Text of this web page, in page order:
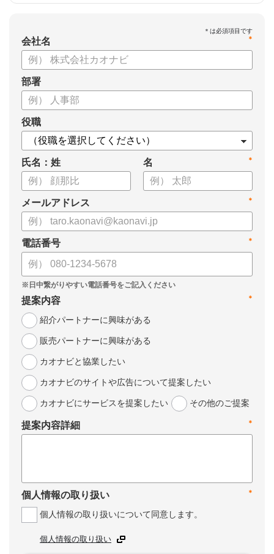
*
会社名
部署
役職
氏名：姓 *
名
*
メールアドレス
*
電話番号
*
提案内容
紹介パートナーに興味がある
販売パートナーに興味がある
カオナビと協業したい
カオナビのサイトや広告について提案したい
カオナビにサービスを提案したい
その他のご提案
*
提案内容詳細
*
個人情報の取り扱い
個人情報の取り扱いについて同意します。
個人情報の取り扱い